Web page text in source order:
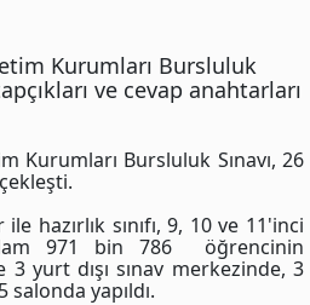
Kurumları Bursluluk
ve cevap anahtarları
Bursluluk Sınavı, 26
hazırlık sınıfı, 9, 10 ve 11'inci
971 bin 786 öğrencinin
3 yurt dışı sınav merkezinde, 3
yapıldı.